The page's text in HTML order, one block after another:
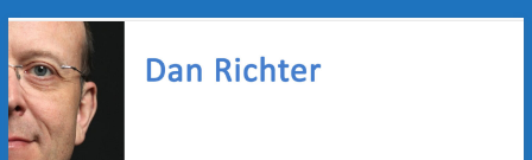
Zum
Inhalt
springen